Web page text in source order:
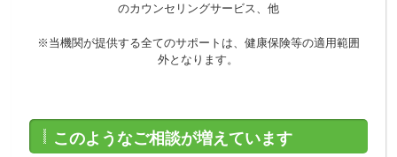
のカウンセリングサービス、他
※当機関が提供する全てのサポートは、健康保険等の適用範囲
外となります。
このようなご相談が増えています